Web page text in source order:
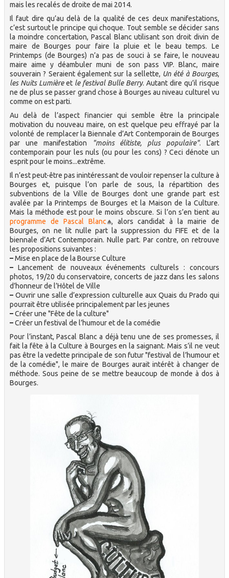
mais les recalés de droite de mai 2014.
Il faut dire qu’au delà de la qualité de ces deux manifestations,
c’est surtout le principe qui choque. Tout semble se décider sans
la moindre concertation, Pascal Blanc utilisant son droit divin de
maire de Bourges pour faire la pluie et le beau temps. Le
Printemps (de Bourges) n’a pas de souci à se faire, le nouveau
maire aime y déambuler muni de son pass VIP. Blanc, maire
souverain ? Seraient également sur la sellette, Un été à Bourges,
les Nuits Lumièreet le festival Bulle Berry. Autant dire qu’il risque
ne de plus se passer grand chose à Bourges au niveau culturel vu
comme on est parti.
Au delà de l’aspect financier qui semble être la principale
motivation du nouveau maire, on est quelque peu effrayé par la
volonté de remplacer la Biennale d’Art Contemporain de Bourges
par une manifestation
"moins élitiste, plus populaire". L’art
contemporain pour les nuls (ou pour les cons) ? Ceci dénote un
esprit pour le moins...extrême.
Il n’est peut-être pas inintéressant de vouloir repenser la culture à
Bourges et, puisque l’on parle de sous, la répartition des
subventions de la Ville de Bourges dont une grande part est
avalée par la Printemps de Bourges et la Maison de la Culture.
Mais la méthode est pour le moins obscure. Si l’on s’en tient au
programme de Pascal Blanc
, alors candidat à la mairie de
Bourges, on ne lit nulle part la suppression du FIFE et de la
biennale d’Art Contemporain. Nulle part. Par contre, on retrouve
les propositions suivantes :
–Mise en place de la Bourse Culture
– Lancement de nouveaux événements culturels : concours
photos, 19/20 du conservatoire, concerts de jazz dans les salons
d’honneur de l’Hôtel de Ville
– Ouvrir une salle d’expression culturelle aux Quais du Prado qui
pourrait être utilisée principalement par les jeunes
–Créer une "Fête de la culture"
–Créer un festival de l’humour et de la comédie
Pour l’instant, Pascal Blanc a déjà tenu une de ses promesses, il
fait la fête à la Culture à Bourges en la saignant. Mais s’il ne veut
pas être la vedette principale de son futur "festival de l’humour et
de la comédie", le maire de Bourges aurait intérêt à changer de
méthode. Sous peine de se mettre beaucoup de monde à dos à
Bourges.